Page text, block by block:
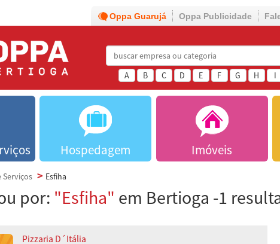
Oppa Guarujá Oppa Publicidade
A B C D E F G H I
Hospedagem Imóveis
Serviços Esfiha
por: "Esfiha" em Bertioga -1
Pizzaria D´Itália